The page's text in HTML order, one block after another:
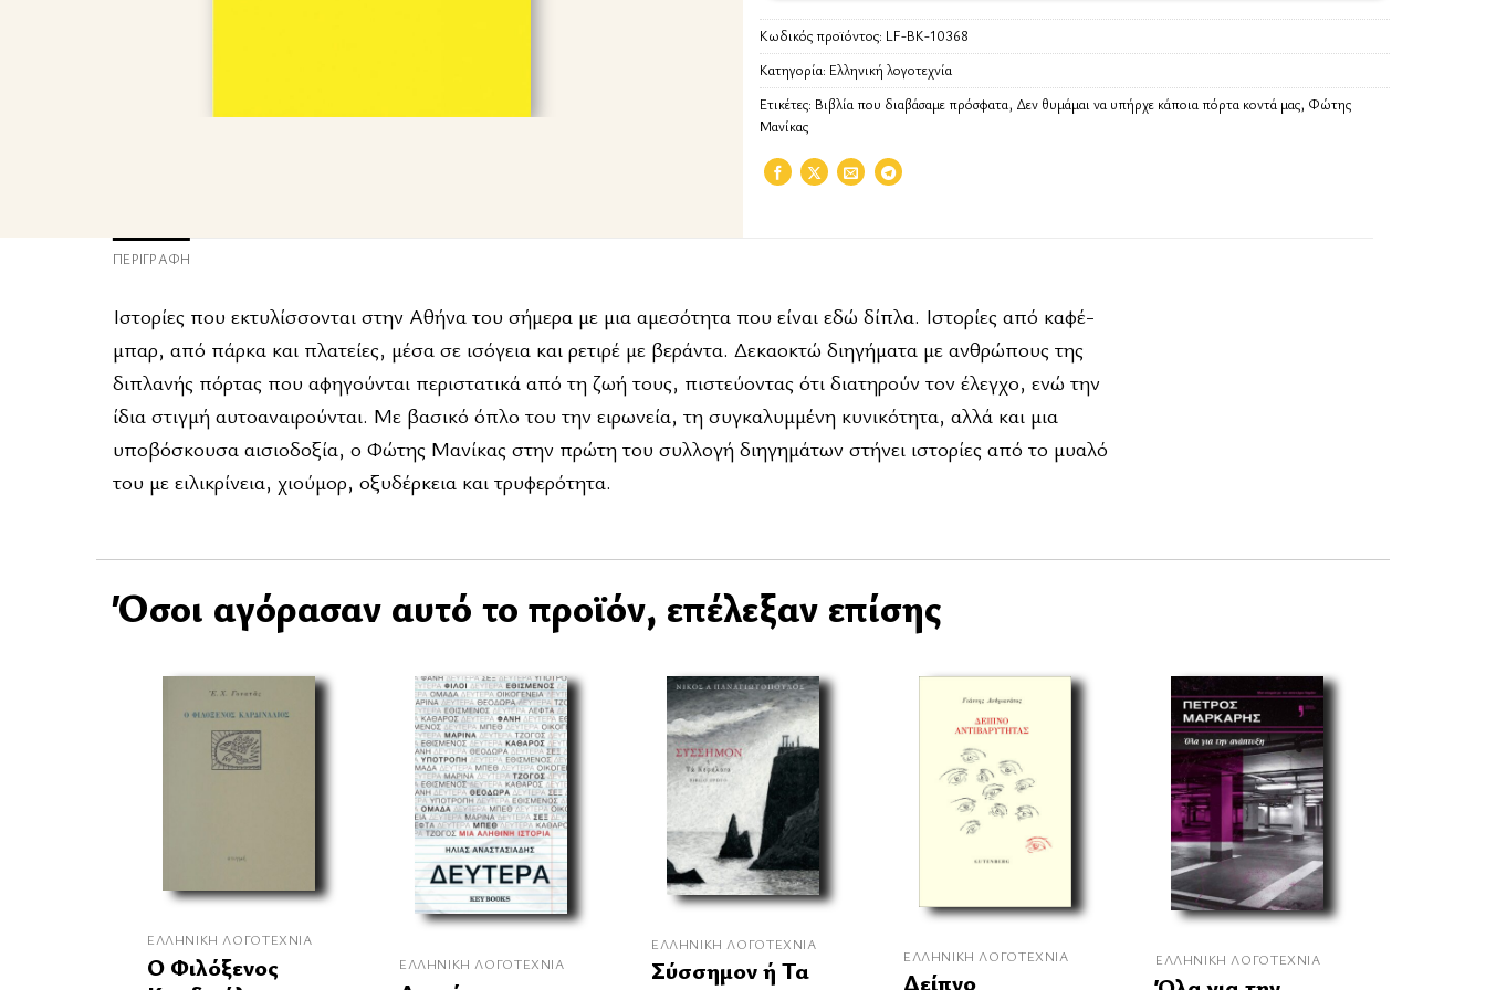
Κωδικός προϊόντος: LF-BK-10368
Κατηγορία: Ελληνική λογοτεχνία
Ετικέτες: Βιβλία που διαβάσαμε πρόσφατα, Δεν θυμάμαι να υπήρχε κάποια πόρτα κοντά μας, Φώτης
Μανίκας
ΠΕΡΙΓΡΑΦΉ
Ιστορίες που εκτυλίσσονται στην Αθήνα του σήμερα με μια αμεσότητα που είναι εδώ δίπλα. Ιστορίες από καφέ-
μπαρ, από πάρκα και πλατείες, μέσα σε ισόγεια και ρετιρέ με βεράντα. Δεκαοκτώ διηγήματα με ανθρώπους της
διπλανής πόρτας που αφηγούνται περιστατικά από τη ζωή τους, πιστεύοντας ότι διατηρούν τον έλεγχο, ενώ την
ίδια στιγμή αυτοαναιρούνται. Με βασικό όπλο του την ειρωνεία, τη συγκαλυμμένη κυνικότητα, αλλά και μια
υποβόσκουσα αισιοδοξία, ο Φώτης Μανίκας στην πρώτη του συλλογή διηγημάτων στήνει ιστορίες από το μυαλό
του με ειλικρίνεια, χιούμορ, οξυδέρκεια και τρυφερότητα.
Όσοι αγόρασαν αυτό το προϊόν, επέλεξαν επίσης
ΕΛΛΗΝΙΚΉ ΛΟΓΟΤΕΧΝΊΑ
Ο Φιλόξενος
ΕΛΛΗΝΙΚΉ ΛΟΓΟΤΕΧΝΊΑ
ΕΛΛΗΝΙΚΉ ΛΟΓΟΤΕΧΝΊΑ
Σύσσημον ή Τα
ΕΛΛΗΝΙΚΉ ΛΟΓΟΤΕΧΝΊΑ
Δείπνο
ΕΛΛΗΝΙΚΉ ΛΟΓΟΤΕΧΝΊΑ